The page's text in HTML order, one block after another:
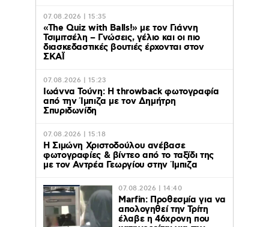
07.08.2026 | 15:35
«The Quiz with Balls!» με τον Γιάννη
Τσιμιτσέλη – Γνώσεις, γέλιο και οι πιο
διασκεδαστικές βουτιές έρχονται στον
ΣΚΑΪ
07.08.2026 | 15:23
Ιωάννα Τούνη: Η throwback φωτογραφία
από την Ίμπιζα με τον Δημήτρη
Σπυριδωνίδη
07.08.2026 | 15:18
Η Σιμώνη Χριστοδούλου ανέβασε
φωτογραφίες & βίντεο από το ταξίδι της
με τον Αντρέα Γεωργίου στην Ίμπιζα
07.08.2026 | 14:40
Marfin: Προθεσμία για να
απολογηθεί την Τρίτη
έλαβε η 46χρονη που